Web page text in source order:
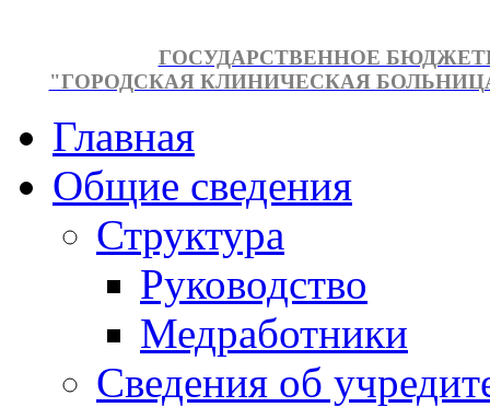
ГОСУДАРСТВЕННОЕ
"ГОРОДСКАЯ КЛИНИЧЕСКАЯ
Главная
Общие сведения
Структура
Руководство
Медработники
Сведения об